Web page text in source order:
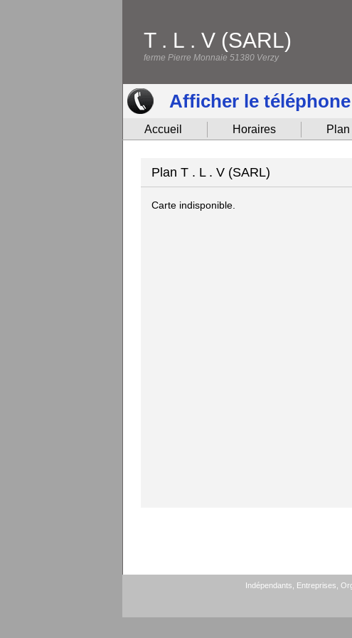
T . L . V (SARL)
ferme Pierre Monnaie 51380 Verzy
Afficher le
Accueil Horaires Plan
Plan T . L . V (SARL)
Carte indisponible.
Indépendants, Entreprises,